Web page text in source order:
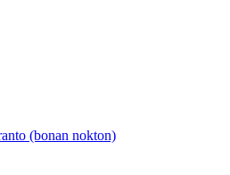
(bonan nokton)